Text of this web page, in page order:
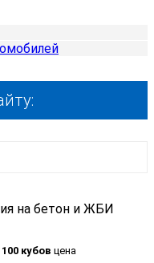
на бетон и ЖБИ
кубов цена